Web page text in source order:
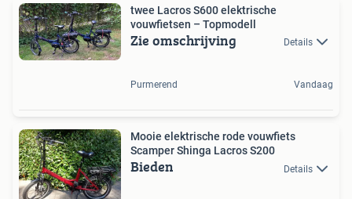
twee Lacros S600 elektrische
vouwfietsen – Topmodell
Zie omschrijving Details
Purmerend Vandaag
Mooie elektrische rode vouwfiets
Scamper Shinga Lacros S200
Bieden Details